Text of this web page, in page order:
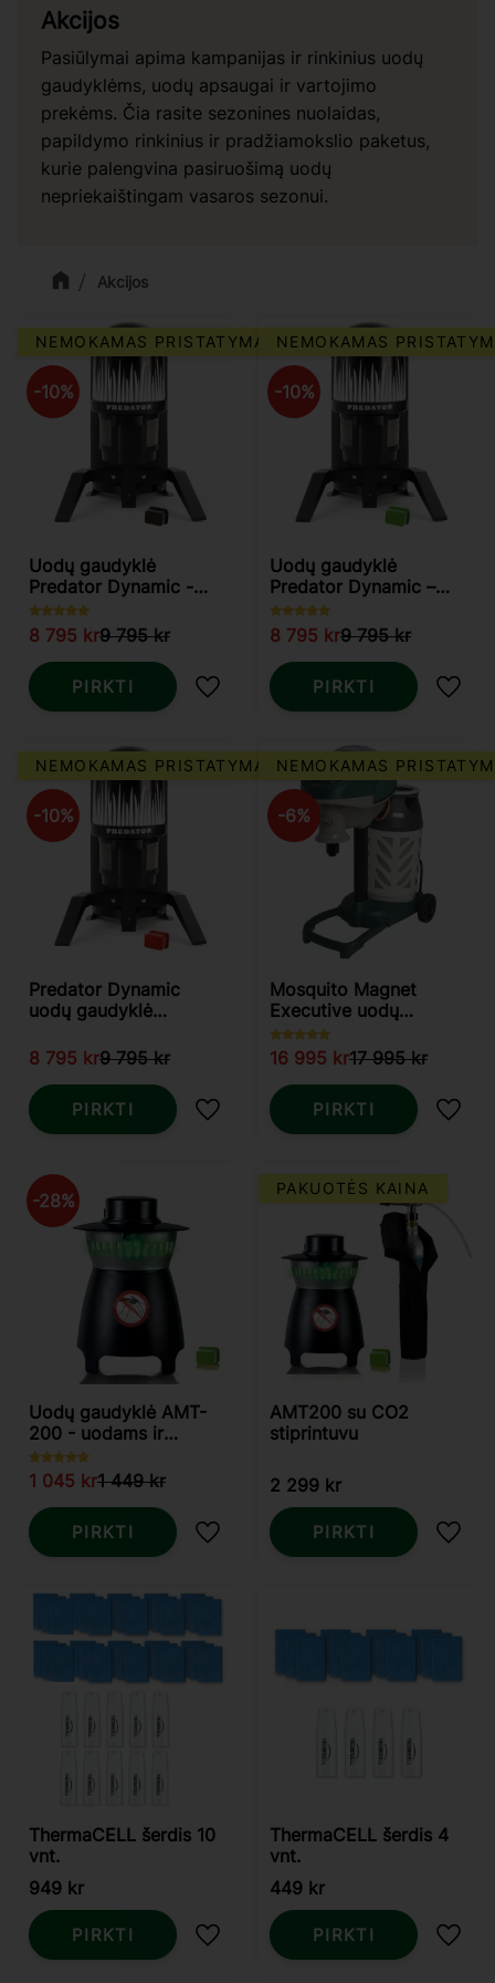
Akcijos
Akcijos
Pasiūlymai apima kampanijas ir rinkinius uodų
gaudyklėms, uodų apsaugai ir vartojimo
prekėms. Čia rasite sezonines nuolaidas,
papildymo rinkinius ir pradžiamokslio paketus,
kurie palengvina pasiruošimą uodų
nepriekaištingam vasaros sezonui.
Uodų gaudyklė
Predator Dynamic -
Uodai
8 795 kr9 795kr
10%
NEMOKAMAS PRISTATYMAS
Pridėti į mėgstamiausius
PIRKTI
Uodų gaudyklė
Predator Dynamic –
Uodams ir Kutikams
8 795 kr9 795kr
10%
NEMOKAMAS
PIRKTI
Predator Dynamic
uodų gaudyklė
8 795 kr9 795kr
10%
NEMOKAMAS PRISTATYMAS
Pridėti į mėgstamiausius
PIRKTI
Mosquito Magnet
Executive uodų
gaudyklė
16 995 kr17 995kr
6%
NEMOKAMAS
PIRKTI
Uodų gaudyklė AMT-
200 - uodams ir
mašalams
1 045 kr1 449kr
28%
Pridėti į mėgstamiausius
PIRKTI
AMT200 su CO2
stiprintuvu
2 299 kr
PAKUOTĖS KAINA
PIRKTI
ThermaCELL šerdis 10
vnt.
949 kr
Pridėti į mėgstamiausius
PIRKTI
ThermaCELL šerdis 4
vnt.
449 kr
PIRKTI